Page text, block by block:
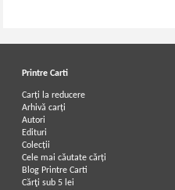
Printre Carti
Carți la reducere
Arhivă carți
Autori
Edituri
Colecții
Cele mai căutate cărți
Blog Printre Carti
Cărţi sub 5 lei